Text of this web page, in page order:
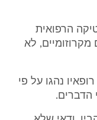
הרפואית
לא
נהגו על פי
הדברים.